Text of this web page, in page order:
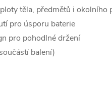
těla, předmětů i okolního
pro úsporu baterie
pro pohodlné držení
balení)